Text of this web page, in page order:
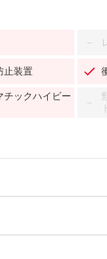
－
止装置
チックハイビー
－